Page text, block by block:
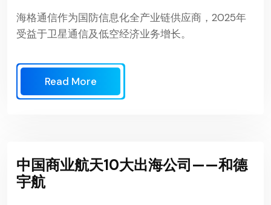
海格通信作为国防信息化全产业链供应商，2025年
受益于卫星通信及低空经济业务增长。
Read More
中国商业航天10大出海公司——和德
宇航